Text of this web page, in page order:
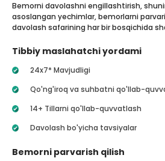
Bemorni davolashni engillashtirish,
asoslangan yechimlar, bemorlarni
davolash safarining har bir bosqichida
Tibbiy maslahatchi yordami
24x7* Mavjudligi
Qo'ng'iroq va suhbatni qo'llab-
14+ Tillarni qo'llab-quvvatlash
Davolash bo'yicha tavsiyalar
Bemorni parvarish qilish